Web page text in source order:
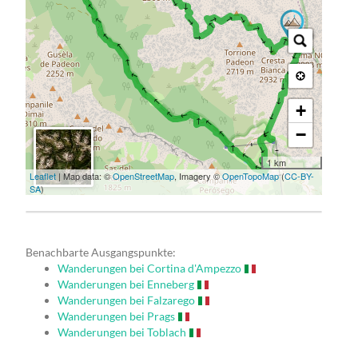
+
−
1 km
Leaflet | Map data: ©OpenStreetMap, Imagery ©OpenTopoMap(CC-BY-
SA)
Benachbarte Ausgangspunkte:
Wanderungen bei Cortina d'Ampezzo
Wanderungen bei Enneberg
Wanderungen bei Falzarego
Wanderungen bei Prags
Wanderungen bei Toblach